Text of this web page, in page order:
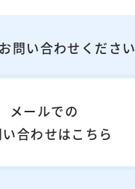
問い合わせください
メールでの
合わせはこちら